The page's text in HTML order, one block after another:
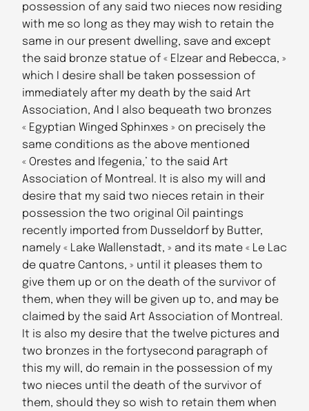
possession of any said two nieces now residing
with me so long as they may wish to retain the
same in our present dwelling, save and except
the said bronze statue of « Elzear and Rebecca, »
which I desire shall be taken possession of
immediately after my death by the said Art
Association, And I also bequeath two bronzes
« Egyptian Winged Sphinxes » on precisely the
same conditions as the above mentioned
« Orestes and Ifegenia,’ to the said Art
Association of Montreal. It is also my will and
desire that my said two nieces retain in their
possession the two original Oil paintings
recently imported from Dusseldorf by Butter,
namely « Lake Wallenstadt, » and its mate « Le Lac
de quatre Cantons, » until it pleases them to
give them up or on the death of the survivor of
them, when they will be given up to, and may be
claimed by the said Art Association of Montreal.
It is also my desire that the twelve pictures and
two bronzes in the fortysecond paragraph of
this my will, do remain in the possession of my
two nieces until the death of the survivor of
them, should they so wish to retain them when